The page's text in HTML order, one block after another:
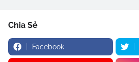
Chia Sẻ
Facebook